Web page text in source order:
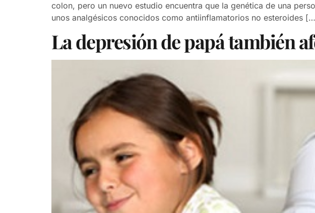
colon, pero un nuevo estudio encuentra que la genética de una
unos analgésicos conocidos como antiinflamatorios no esteroides
La depresión de papá también